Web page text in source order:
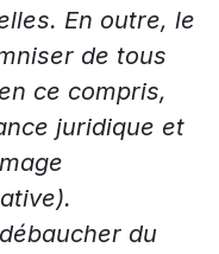
En outre, le
de tous
ce compris,
juridique et
du